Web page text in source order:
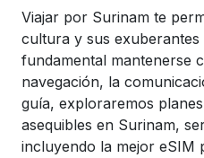
Viajar por Surinam te
cultura y sus exuberantes
fundamental mantenerse
navegación, la
guía, exploraremos
asequibles en Surinam,
incluyendo la mejor eSIM